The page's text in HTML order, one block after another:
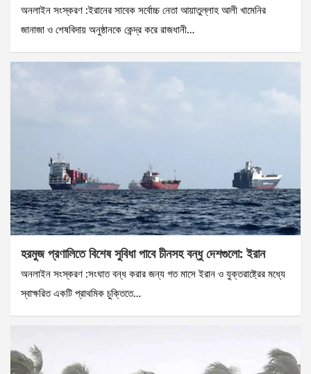
অনলাইন সংস্করণ :ইরানের সাবেক সর্বোচ্চ নেতা আয়াতুল্লাহ আলী খামেনির
জানাজা ও শেষবিদায় অনুষ্ঠানকে কেন্দ্র করে রাজধানী…
হরমুজ প্রণালিতে বিশেষ সুবিধা পাবে চীনসহ বন্ধু দেশগুলো: ইরান
অনলাইন সংস্করণ :সংঘাত বন্ধ করার জন্য গত মাসে ইরান ও যুক্তরাষ্ট্রের মধ্যে
স্বাক্ষরিত একটি প্রাথমিক চুক্তিতে…